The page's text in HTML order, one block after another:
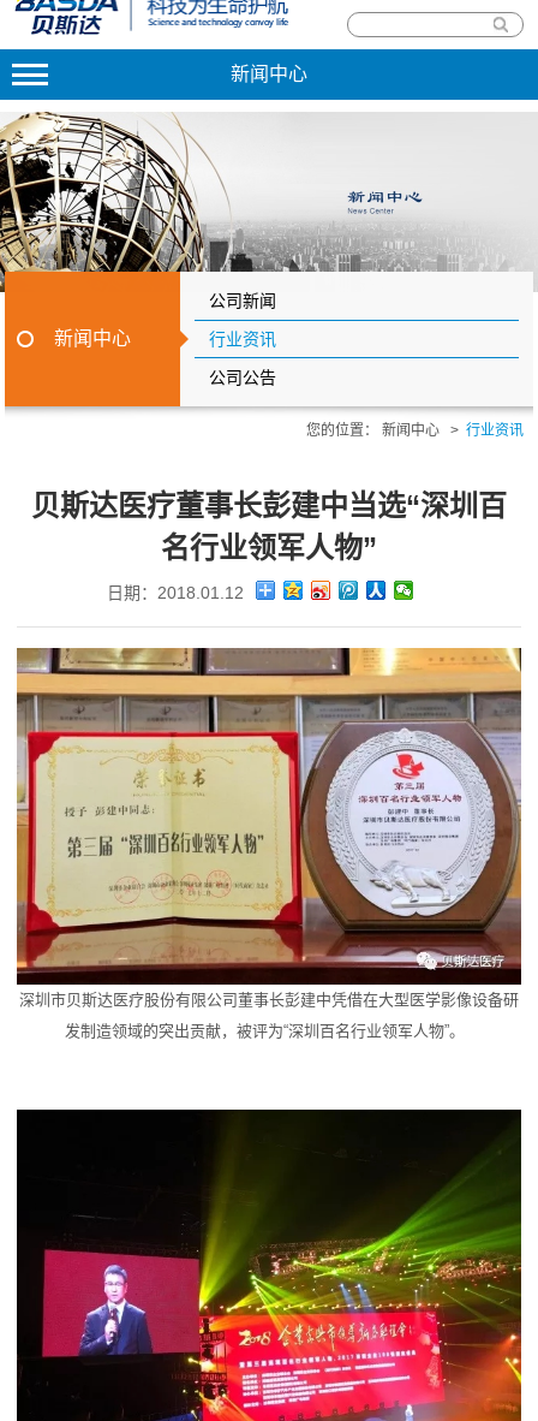
新闻中心
新闻中心
公司新闻
行业资讯
公司公告
您的位置： 新闻中心 > 行业资讯
贝斯达医疗董事长彭建中当选“深圳百
名行业领军人物”
日期：2018.01.12
深圳市贝斯达医疗股份有限公司董事长彭建中凭借在大型医学影像设备研
发制造领域的突出贡献，被评为“深圳百名行业领军人物”。